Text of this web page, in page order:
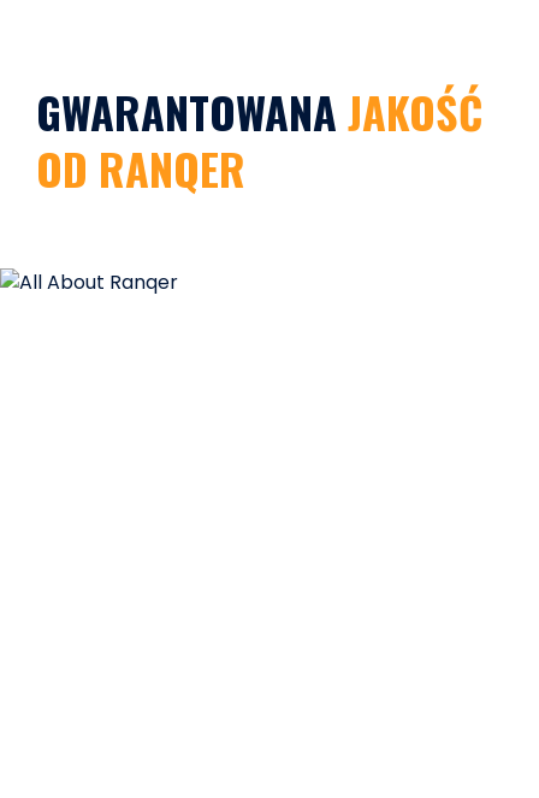
GWARANTOWANAJAKOŚĆ
OD RANQER